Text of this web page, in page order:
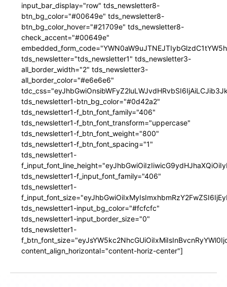
input_bar_display="row" tds_newsletter8-
btn_bg_color="#00649e" tds_newsletter8-
btn_bg_color_hover="#21709e" tds_newsletter8-
check_accent="#00649e"
tds_newsletter="tds_newsletter1" tds_newsletter3-
all_border_width="2" tds_newsletter3-
all_border_color="#e6e6e6"
tds_newsletter1-btn_bg_color="#0d42a2"
tds_newsletter1-f_btn_font_family="406"
tds_newsletter1-f_btn_font_transform="uppercase"
tds_newsletter1-f_btn_font_weight="800"
tds_newsletter1-f_btn_font_spacing="1"
tds_newsletter1-
tds_newsletter1-f_input_font_family="406"
tds_newsletter1-
tds_newsletter1-input_bg_color="#fcfcfc"
tds_newsletter1-input_border_size="0"
tds_newsletter1-
content_align_horizontal="content-horiz-center"]